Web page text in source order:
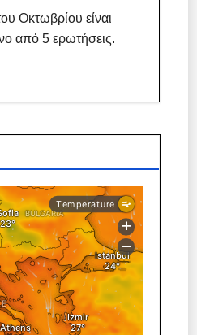
Οκτωβρίου είναι
από 5 ερωτήσεις.